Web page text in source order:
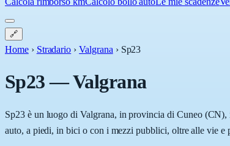
🔗
Home › Stradario › Valgrana › Sp23
Sp23—Valgrana
Sp23 è un luogo di Valgrana, in provincia di Cuneo
auto, a piedi, in bici o con i mezzi pubblici, oltre alle vie e